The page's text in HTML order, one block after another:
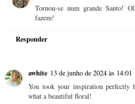
Tornou-se num grande Santo!
fazem!
Responder
awhite 13 de junho de 2024 às 14:01
You took your inspiration perfectly
what a beautiful floral!